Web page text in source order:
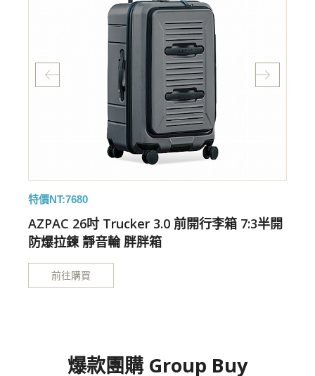
特價NT:7680
AZPAC 26吋 Trucker 3.0 前開行李箱 7:3半開
防爆拉鍊 靜音輪 胖胖箱
前往購買
爆款團購 Group Buy